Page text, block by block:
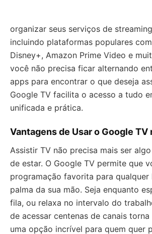
organizar seus serviços de
incluindo plataformas populares
Disney+, Amazon Prime Video e
você não precisa ficar alternando
apps para encontrar o que deseja
Google TV facilita o acesso a tudo
unificada e prática.
Vantagens de Usar o Google TV
Assistir TV não precisa mais ser
de estar. O Google TV permite que
programação favorita para qualquer
palma da sua mão. Seja enquanto
fila, ou relaxa no intervalo do
de acessar centenas de canais
uma opção incrível para quem quer